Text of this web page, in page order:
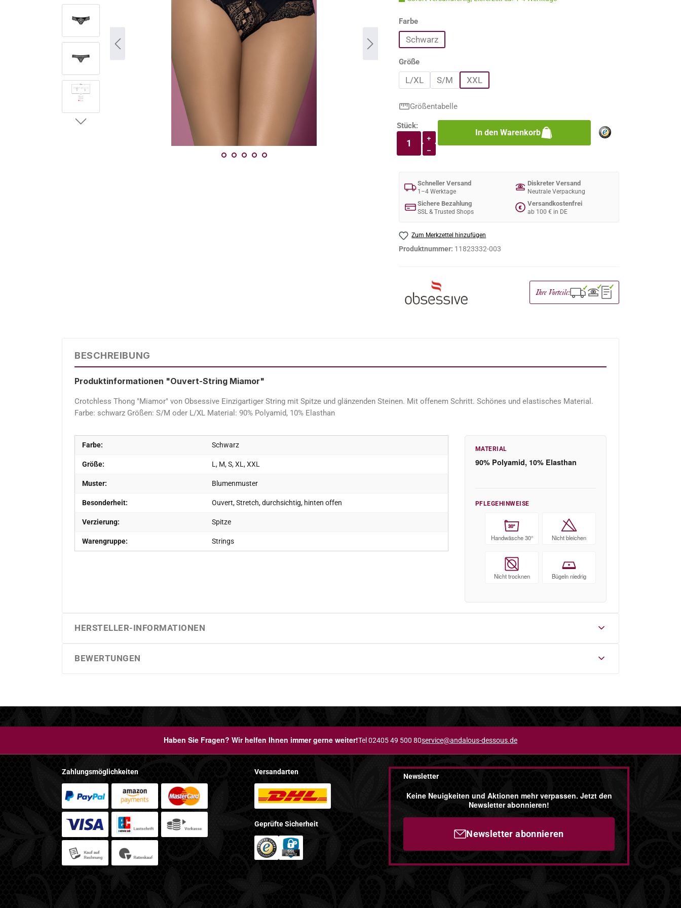
Farbeauswählen
Schwarz
Größeauswählen
L/XL S/M XXL
Größentabelle
Produkt Anzahl: Gib den gewünschten Wert ein
Stück:
+
−
In den Warenkorb
Schneller Versand
1–4 Werktage
Diskreter Versand
Neutrale Verpackung
Sichere Bezahlung
SSL & Trusted Shops
€
Versandkostenfrei
ab 100 € in DE
Zum Merkzettel hinzufügen
Produktnummer: 11823332-003
Ihre Vorteile: ✓ ✓ ✓
BESCHREIBUNG
Produktinformationen "Ouvert-String Miamor"
Crotchless Thong "Miamor" von Obsessive Einzigartiger String mit Spitze und glänzenden Steinen. Mit offenem Schritt. Schönes und elastisches Material.
Farbe: schwarz Größen: S/M oder L/XL Material: 90% Polyamid, 10% Elasthan
Farbe: Schwarz
Größe: L, M, S, XL, XXL
Muster: Blumenmuster
Besonderheit: Ouvert, Stretch, durchsichtig, hinten offen
Verzierung: Spitze
Warengruppe: Strings
MATERIAL
90% Polyamid, 10% Elasthan
PFLEGEHINWEISE
30°
Handwäsche 30° Nicht bleichen
Nicht trocknen Bügeln niedrig
HERSTELLER-INFORMATIONEN
BEWERTUNGEN
Haben Sie Fragen? Wir helfen Ihnen immer gerne weiter!Tel 02405 49 500 80service@andalous-dessous.de
Zahlungsmöglichkeiten Versandarten
Geprüfte Sicherheit
Newsletter
Keine Neuigkeiten und Aktionen mehr verpassen. Jetzt den
Newsletter abonnieren!
Newsletter abonnieren